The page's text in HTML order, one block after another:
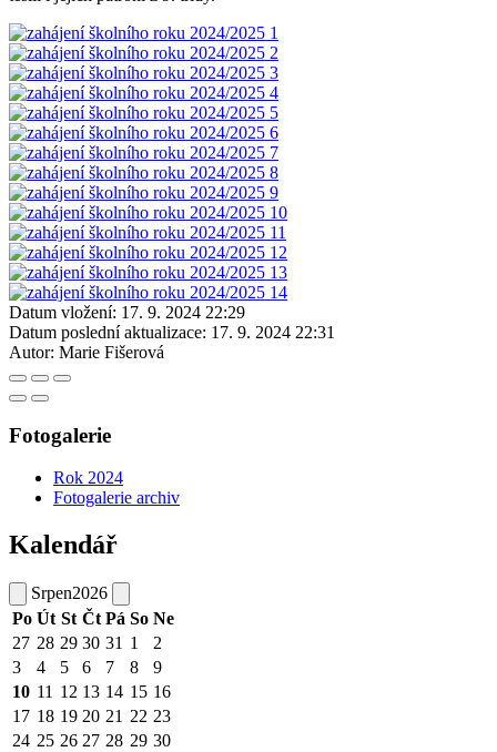
Datum vložení: 17. 9. 2024 22:29
Datum poslední aktualizace: 17. 9. 2024 22:31
Autor: Marie Fišerová
Fotogalerie
Rok 2024
Fotogalerie archiv
Kalendář
Srpen2026
Po Út St Čt Pá So Ne
27 28 29 30 31 1
2
3
4 5 6 7 8
9
10 11 12 13 14 15 16
17 18 19 20 21 22 23
24 25 26 27 28 29 30